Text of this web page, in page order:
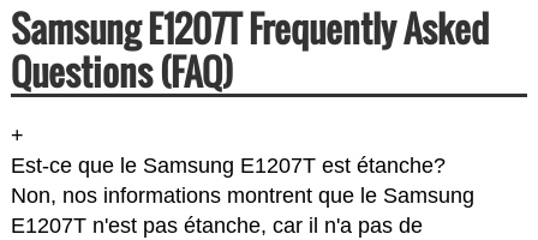
Samsung E1207T Frequently Asked
Questions (FAQ)
+
Est-ce que le Samsung E1207T est étanche?
Non, nos informations montrent que le Samsung
E1207T n'est pas étanche, car il n'a pas de